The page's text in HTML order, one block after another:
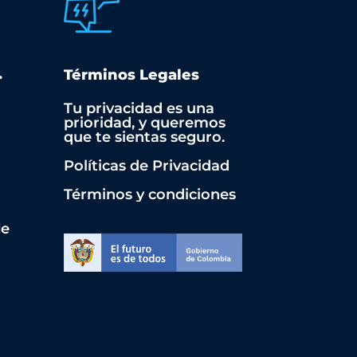
Términos Legales
Tu privacidad es una
prioridad, y queremos
que te sientas seguro.
Políticas de Privacidad
Términos y condiciones